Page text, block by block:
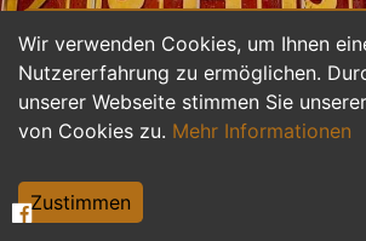
Wir verwenden Cookies, um Ihnen
Nutzererfahrung zu ermöglichen.
unserer Webseite stimmen Sie
von Cookies zu. Mehr Informationen
Zustimmen
Hilfskräfte, Aushilfs- und Nebenjobs
Einkauf, Logistik, Materialwirtschaft
Weiterbildung, Studium, duale
Tourismus